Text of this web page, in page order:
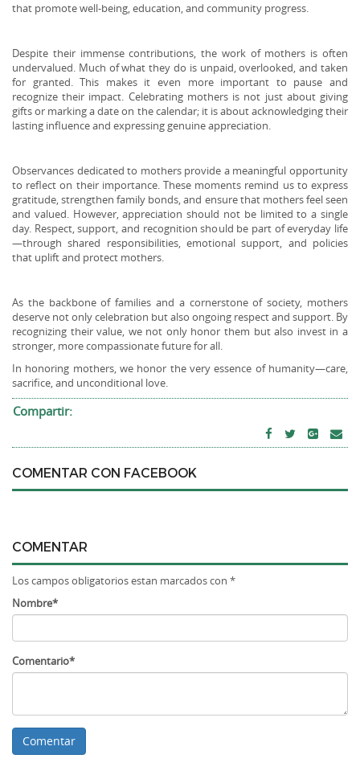
that promote well-being, education, and community progress.
Despite their immense contributions, the work of mothers is often
undervalued. Much of what they do is unpaid, overlooked, and taken
for granted. This makes it even more important to pause and
recognize their impact. Celebrating mothers is not just about giving
gifts or marking a date on the calendar; it is about acknowledging their
lasting influence and expressing genuine appreciation.
Observances dedicated to mothers provide a meaningful opportunity
to reflect on their importance. These moments remind us to express
gratitude, strengthen family bonds, and ensure that mothers feel seen
and valued. However, appreciation should not be limited to a single
day. Respect, support, and recognition should be part of everyday life
—through shared responsibilities, emotional support, and policies
that uplift and protect mothers.
As the backbone of families and a cornerstone of society, mothers
deserve not only celebration but also ongoing respect and support. By
recognizing their value, we not only honor them but also invest in a
stronger, more compassionate future for all.
In honoring mothers, we honor the very essence of humanity—care,
sacrifice, and unconditional love.
Compartir:
COMENTAR CON FACEBOOK
COMENTAR
Los campos obligatorios estan marcados con *
Nombre*
Comentario*